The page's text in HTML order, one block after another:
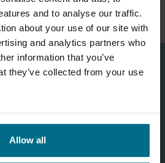
and to analyse our traffic.
about your use of our site with
and analytics partners who
information that you’ve
they’ve collected from your use
Allow all
de la viande de poulet